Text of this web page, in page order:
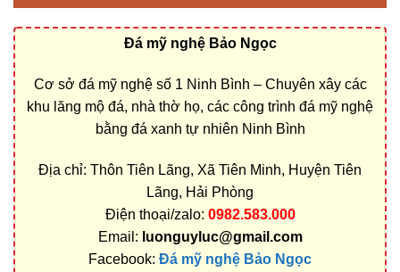
Đá mỹ nghệ Bảo Ngọc
Cơ sở đá mỹ nghệ số 1 Ninh Bình – Chuyên xây các
khu lăng mộ đá, nhà thờ họ, các công trình đá mỹ nghệ
bằng đá xanh tự nhiên Ninh Bình
Địa chỉ: Thôn Tiên Lãng, Xã Tiên Minh, Huyện Tiên
Lãng, Hải Phòng
Điện thoại/zalo: 0982.583.000
Email: luonguyluc@gmail.com
Facebook: Đá mỹ nghệ Bảo Ngọc